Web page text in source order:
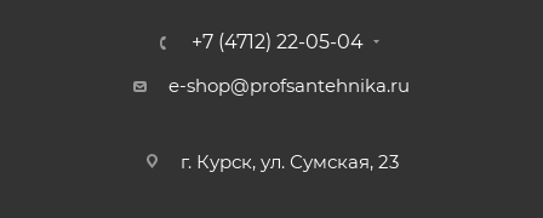
+7 (4712) 22-05-04
e-shop@profsantehnika.ru
г. Курск, ул. Сумская, 23